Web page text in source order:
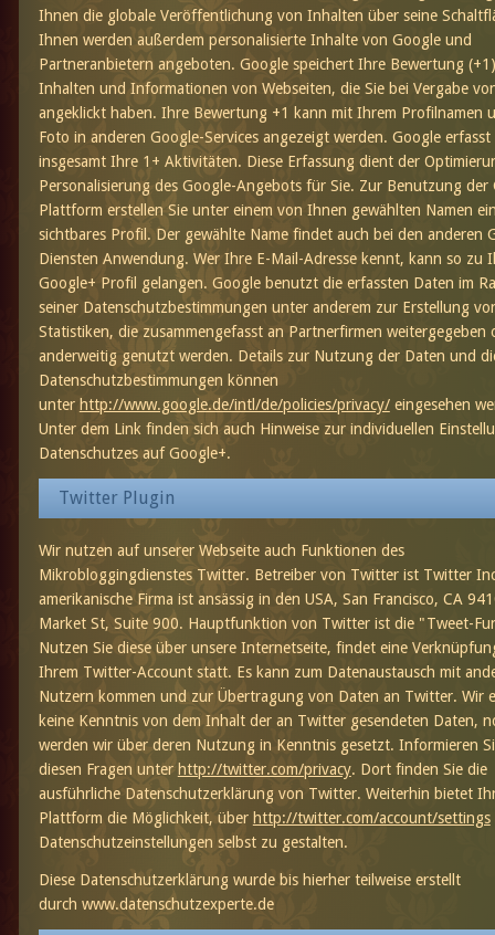
Ihnen die globale Veröffentlichung von Inhalten über seine
Ihnen werden außerdem personalisierte Inhalte von Google und
Partneranbietern angeboten. Google speichert Ihre Bewertung
Inhalten und Informationen von Webseiten, die Sie bei Vergabe
angeklickt haben. Ihre Bewertung +1 kann mit Ihrem Profilnamen
Foto in anderen Google-Services angezeigt werden. Google erfasst
insgesamt Ihre 1+ Aktivitäten. Diese Erfassung dient der
Personalisierung des Google-Angebots für Sie. Zur Benutzung der
Plattform erstellen Sie unter einem von Ihnen gewählten Namen
sichtbares Profil. Der gewählte Name findet auch bei den anderen
Diensten Anwendung. Wer Ihre E-Mail-Adresse kennt, kann so zu
Google+ Profil gelangen. Google benutzt die erfassten Daten im
seiner Datenschutzbestimmungen unter anderem zur Erstellung
Statistiken, die zusammengefasst an Partnerfirmen weitergegeben
anderweitig genutzt werden. Details zur Nutzung der Daten und
Datenschutzbestimmungen können
unter http://www.google.de/intl/de/policies/privacy/eingesehen
Unter dem Link finden sich auch Hinweise zur individuellen
Datenschutzes auf Google+.
Twitter Plugin
Wir nutzen auf unserer Webseite auch Funktionen des
Mikrobloggingdienstes Twitter. Betreiber von Twitter ist Twitter
amerikanische Firma ist ansässig in den USA, San Francisco, CA
Market St, Suite 900. Hauptfunktion von Twitter ist die "Tweet-
Nutzen Sie diese über unsere Internetseite, findet eine
Ihrem Twitter-Account statt. Es kann zum Datenaustausch mit
Nutzern kommen und zur Übertragung von Daten an Twitter. Wir
keine Kenntnis von dem Inhalt der an Twitter gesendeten Daten,
werden wir über deren Nutzung in Kenntnis gesetzt. Informieren
diesen Fragen unter http://twitter.com/privacy. Dort finden Sie die
ausführliche Datenschutzerklärung von Twitter. Weiterhin bietet
Plattform die Möglichkeit, über http://twitter.com/account/settings
Datenschutzeinstellungen selbst zu gestalten.
Diese Datenschutzerklärung wurde bis hierher teilweise erstellt
durch www.datenschutzexperte.de